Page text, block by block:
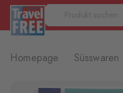
Homepage Süsswaren